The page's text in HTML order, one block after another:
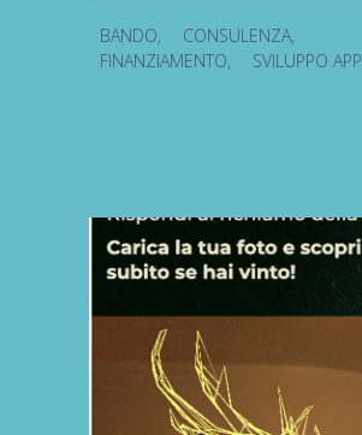
BANDO, CONSULENZA,
FINANZIAMENTO, SVILUPPO APP